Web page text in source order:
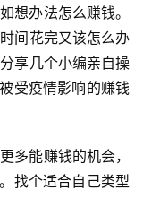
想办法怎么赚钱。
间花完又该怎么办
享几个小编亲自操
受疫情影响的赚钱
多能赚钱的机会，
找个适合自己类型